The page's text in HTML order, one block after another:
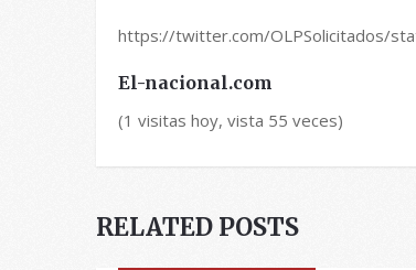
https://twitter.com/OLPSolicitados/
El-nacional.com
(1 visitas hoy, vista 55 veces)
RELATED POSTS